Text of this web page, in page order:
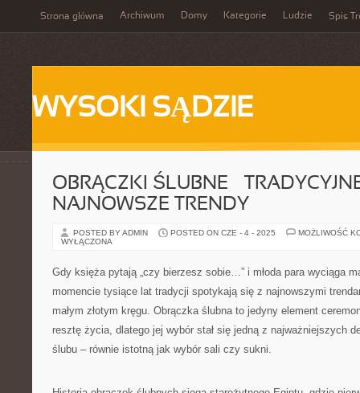
Strona główna Archiwum Domy Kategorie Ludzie Spis
WYSOKI SĄDZIE
OBRĄCZKI ŚLUBNE –
NAJNOWSZE TRENDY
POSTED BY ADMIN POSTED ON CZE - 4 - 2025
MOŻLIWOŚĆ
WYŁĄCZONA
Gdy księża pytają „czy bierzesz sobie…” i młoda para wyciąga
momencie tysiące lat tradycji spotykają się z najnowszymi
małym złotym kręgu. Obrączka ślubna to jedyny element
resztę życia, dlatego jej wybór stał się jedną z najważniejszych
ślubu – równie istotną jak wybór sali czy sukni.